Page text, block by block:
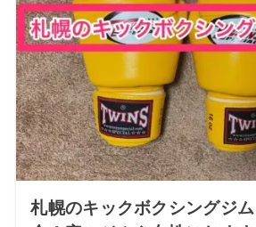
札幌のキックボクシングジ